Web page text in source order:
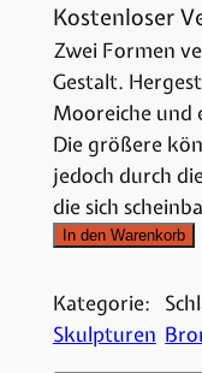
Kostenloser
Zwei Formen
Gestalt.
Mooreiche und
Die größere
jedoch durch
die sich
In den Warenkorb
Kategorie:
Skulpturen